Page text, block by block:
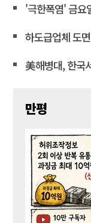
'극한폭염' 금
하도급업체 도면
美해병대, 한국서
만평